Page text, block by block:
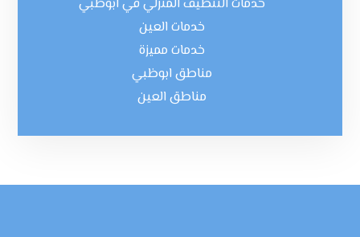
خدمات التنظيف المنزلي في ابوظبي
خدمات العين
خدمات مميزة
مناطق ابوظبي
مناطق العين